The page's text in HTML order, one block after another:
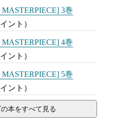
3巻
ント）
4巻
ント）
5巻
ント）
本をすべて見る